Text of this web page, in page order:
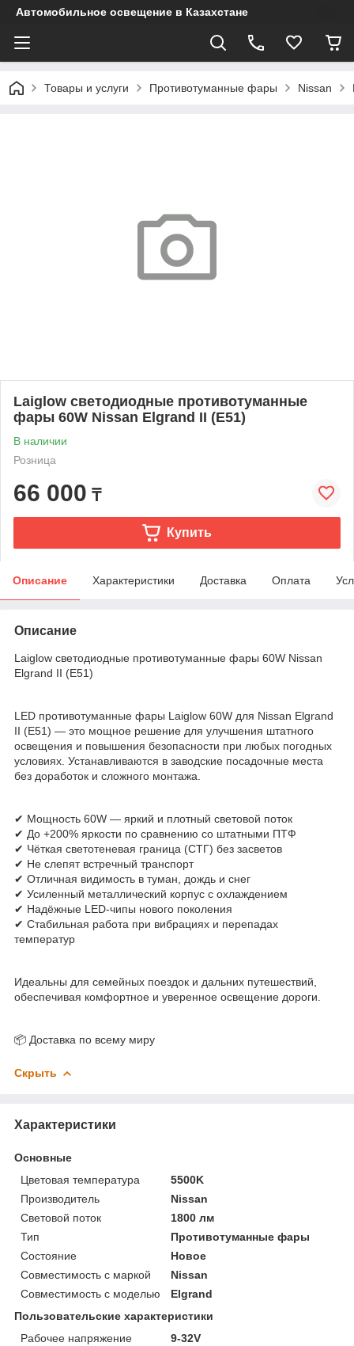
Автомобильное освещение в Казахстане
Товары и услуги Противотуманные фары Nissan
Laiglow светодиодные противотуманные
фары 60W Nissan Elgrand II (E51)
В наличии
Розница
66 000 ₸
Купить
Описание Характеристики Доставка Оплата
Описание
Laiglow светодиодные противотуманные фары 60W Nissan
Elgrand II (E51)
LED противотуманные фары Laiglow 60W для Nissan Elgrand
II (E51) — это мощное решение для улучшения штатного
освещения и повышения безопасности при любых погодных
условиях. Устанавливаются в заводские посадочные места
без доработок и сложного монтажа.
✔ Мощность 60W — яркий и плотный световой поток
✔ До +200% яркости по сравнению со штатными ПТФ
✔ Чёткая светотеневая граница (СТГ) без засветов
✔ Не слепят встречный транспорт
✔ Отличная видимость в туман, дождь и снег
✔ Усиленный металлический корпус с охлаждением
✔ Надёжные LED-чипы нового поколения
✔ Стабильная работа при вибрациях и перепадах
температур
Идеальны для семейных поездок и дальних путешествий,
обеспечивая комфортное и уверенное освещение дороги.
📦 Доставка по всему миру
Скрыть
Характеристики
Основные
Цветовая температура
5500K
Производитель
Nissan
Световой поток
1800 лм
Тип
Противотуманные фары
Состояние
Новое
Совместимость с маркой
Nissan
Совместимость с моделью
Elgrand
Пользовательские характеристики
Рабочее напряжение
9-32V